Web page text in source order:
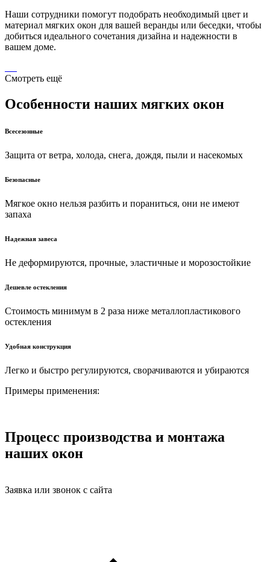
Наши сотрудники помогут подобрать необходимый цвет и
материал мягких окон для вашей веранды или беседки, чтобы
добиться идеального сочетания дизайна и надежности в
вашем доме.
Смотреть ещё
Особенности наших мягких окон
Всесезонные
Защита от ветра, холода, снега, дождя, пыли и насекомых
Безопасные
Мягкое окно нельзя разбить и пораниться, они не имеют
запаха
Надежная завеса
Не деформируются, прочные, эластичные и морозостойкие
Дешевле остекления
Стоимость минимум в 2 раза ниже металлопластикового
остекления
Удобная конструкция
Легко и быстро регулируются, сворачиваются и убираются
Примеры применения:
Процесс производства и монтажа
наших окон
Заявка или звонок с сайта